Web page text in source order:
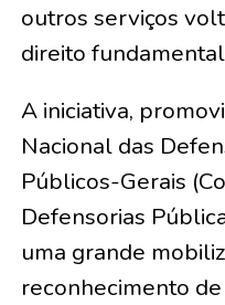
outros serviços
direito
A iniciativa,
Nacional das
Públicos-Gerais
Defensorias
uma grande
reconhecimento